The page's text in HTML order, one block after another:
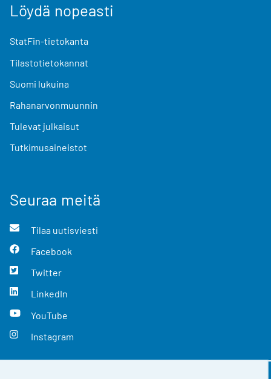
Löydä nopeasti
StatFin-tietokanta
Tilastotietokannat
Suomi lukuina
Rahanarvonmuunnin
Tulevat julkaisut
Tutkimusaineistot
Seuraa meitä
Tilaa uutisviesti
Facebook
Twitter
LinkedIn
YouTube
Instagram